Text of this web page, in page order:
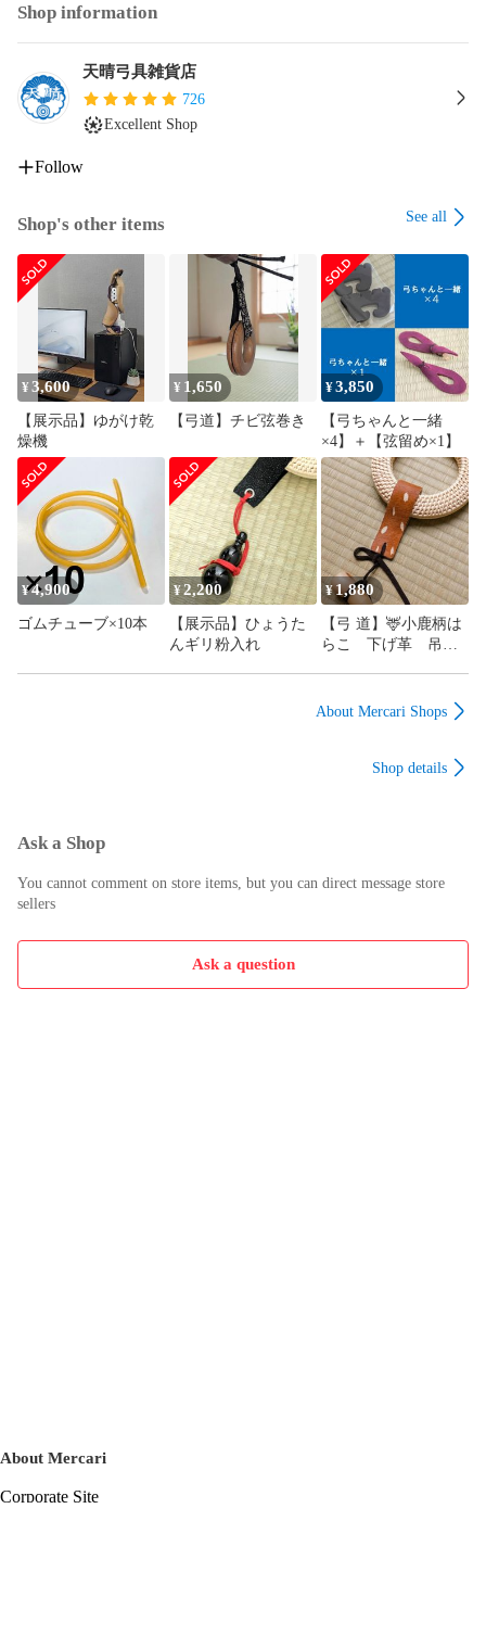
収納する場合、2張りでは窮屈に感じる可能性がございます。
また、くすねでべたつく弦の場合、出し入れの際に引っかか
りやすいというお声もいただいております。
よりゆったりと使いたい方のために、サイズに余裕を持たせ
た「巾広タイプ」もご用意しております。ぜひご検討くださ
●生地について：こちらの素材は、擦れた表面が白っぽくなる
ことがございます。
●色味について：お使いのモニター環境により、実際の商品と
色味が異なって見える場合がございます。あらかじめご了承
​【発送について】
本品は受注生産品です。
通常は5営業日程度で発送いたしますが、梅雨時期など注文が
集中する時期は最大で2週間の納期をいただくことがございま
す。
クリックポストにて発送いたします。
（土日祝日、長期休暇期間の発送は行っておりません）
​【ご購入の前に必ずご確認ください】
ご購入前に、必ず「ショップ情報」をご一読ください。
発送方法、長期休暇のお知らせ、まとめ買いのルール、お値
引き交渉についてなど、大切なお知らせを記載しておりま
す。スムーズなお取引のため、ご一読いただけますと幸いで
す。
​【検索ワード】
#弓道 #弓具 #あっぱれ弓袋 #天晴弓具雑貨店 #弓 #矢 #弦 #弓
袋 #弦巻
Shop information
天晴弓具雑貨店
726
Excellent Shop
Follow
Shop's other items See all
¥3,600
【展示品】ゆがけ乾
燥機
¥ 1,650
【弓道】チビ弦巻き
¥3,850
【弓ちゃんと一緒
×4】＋【弦留め×1】
¥4,900
ゴムチューブ×10本
¥2,200
【展示品】ひょうた
んギリ粉入れ
¥1,880
【弓 道】🦌小鹿柄は
らこ 下げ革 吊り
About Mercari Shops
Shop details
Ask a Shop
You cannot comment on store items, but you can direct message store
sellers
Ask a question
About Mercari
Corporate Site